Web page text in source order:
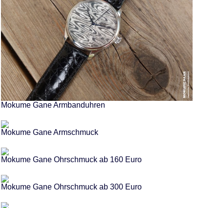
Mokume Gane Armbanduhren
Mokume Gane Armschmuck
Mokume Gane Ohrschmuck ab 160 Euro
Mokume Gane Ohrschmuck ab 300 Euro